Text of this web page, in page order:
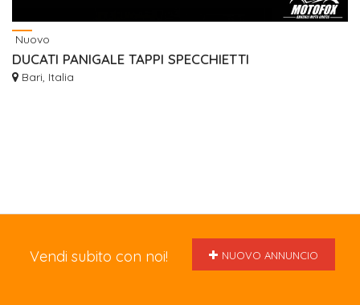
Nuovo
DUCATI PANIGALE TAPPI SPECCHIETTI
Bari, Italia
Vendi subito con noi! NUOVO ANNUNCIO